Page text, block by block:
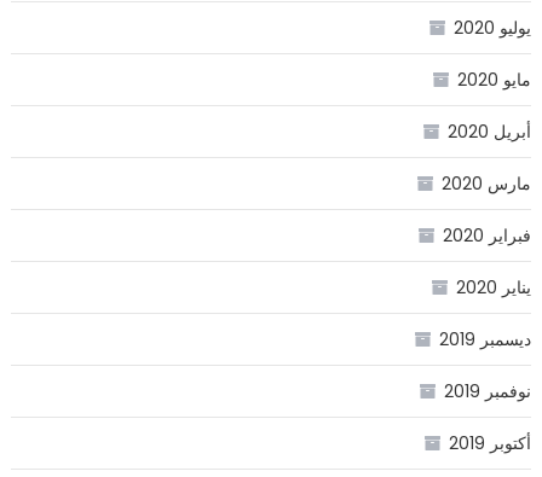
يوليو 2020
مايو 2020
أبريل 2020
مارس 2020
فبراير 2020
يناير 2020
ديسمبر 2019
نوفمبر 2019
أكتوبر 2019